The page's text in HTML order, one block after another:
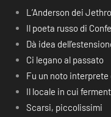
L’Anderson dei
Il poeta russo di
Dà idea
Ci legano al passato
Fu un noto
Il locale in cui
Scarsi, piccolissimi